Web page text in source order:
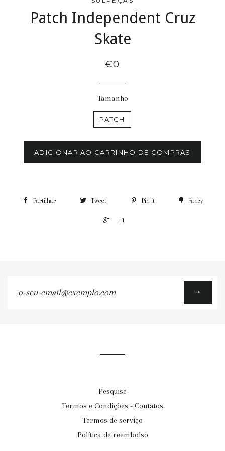
Patch Independent Cruz
Skate
€0
Tamanho
PATCH
ADICIONAR AO CARRINHO DE COMPRAS
Partilhar Tweet Pin it Fancy
+1
Pesquise
Termos e Condições - Contatos
Termos de serviço
Política de reembolso